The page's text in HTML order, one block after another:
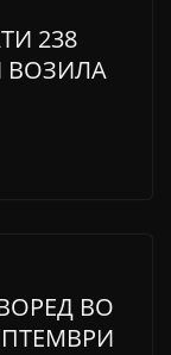
238
ВОЗИЛА
ВО